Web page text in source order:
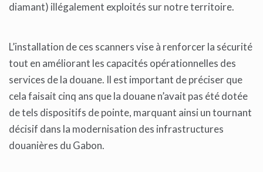
diamant) illégalement exploités sur notre territoire.
L’installation de ces scanners vise à renforcer la sécurité
tout en améliorant les capacités opérationnelles des
services de la douane. Il est important de préciser que
cela faisait cinq ans que la douane n’avait pas été dotée
de tels dispositifs de pointe, marquant ainsi un tournant
décisif dans la modernisation des infrastructures
douanières du Gabon.